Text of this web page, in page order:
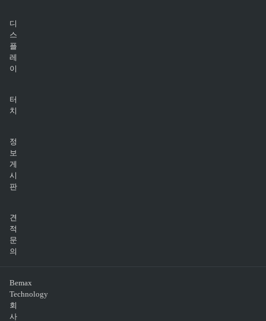
디
스
플
레
이
터
치
정
보
게
시
판
견
적
문
의
Bemax
Technology
회
사